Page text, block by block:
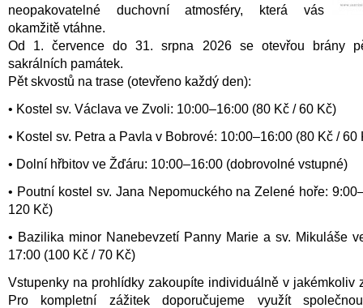
neopakovatelné duchovní atmosféry, která vás
okamžitě vtáhne.
Od 1. července do 31. srpna 2026 se otevřou brány
sakrálních památek.
Pět skvostů na trase (otevřeno každý den):
• Kostel sv. Václava ve Zvoli: 10:00–16:00 (80 Kč / 60 Kč)
• Kostel sv. Petra a Pavla v Bobrové: 10:00–16:00 (80 Kč / 60
• Dolní hřbitov ve Žďáru: 10:00–16:00 (dobrovolné vstupné)
• Poutní kostel sv. Jana Nepomuckého na Zelené hoře:
120 Kč)
• Bazilika minor Nanebevzetí Panny Marie a sv. Mikuláše
17:00 (100 Kč / 70 Kč)
Vstupenky na prohlídky zakoupíte individuálně v jakémkoliv
Pro kompletní zážitek doporučujeme využít